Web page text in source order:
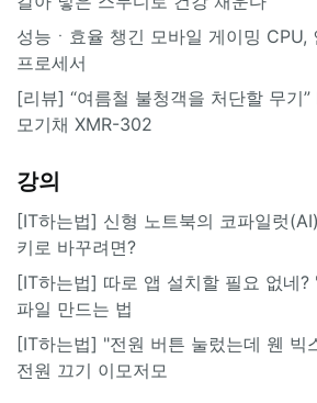
성능ㆍ효율 챙긴 모바일 게이밍 CPU,
프로세서
[리뷰] “여름철 불청객을 처단할 무기”
모기채 XMR-302
강의
[IT하는법] 신형 노트북의 코파일럿
키로 바꾸려면?
[IT하는법] 따로 앱 설치할 필요 없네
파일 만드는 법
[IT하는법] "전원 버튼 눌렀는데 웬 빅
전원 끄기 이모저모